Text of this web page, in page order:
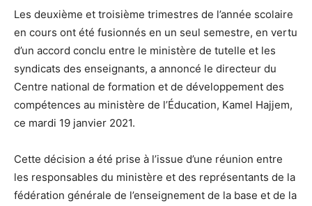
Les deuxième et troisième trimestres de l’année scolaire
en cours ont été fusionnés en un seul semestre, en vertu
d’un accord conclu entre le ministère de tutelle et les
syndicats des enseignants, a annoncé le directeur du
Centre national de formation et de développement des
compétences au ministère de l’Éducation, Kamel Hajjem,
ce mardi 19 janvier 2021.
Cette décision a été prise à l’issue d’une réunion entre
les responsables du ministère et des représentants de la
fédération générale de l’enseignement de la base et de la